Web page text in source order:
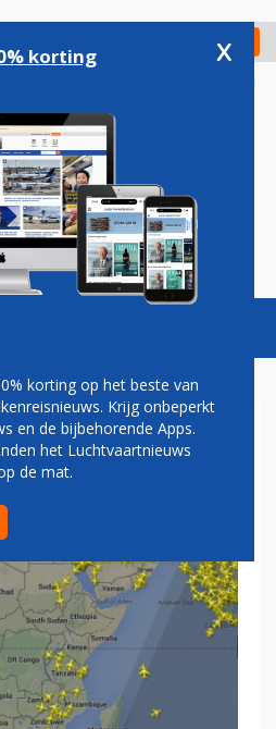
Check in
Podcasts Vacatures
NAAR
IN AFRIKA
korting x
korting op het beste van
Krijg onbeperkt
en de bijbehorende Apps.
het Luchtvaartnieuws
de mat.